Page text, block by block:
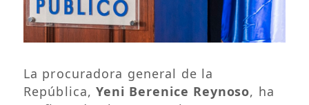
La procuradora general de la
República,Yeni Berenice Reynoso, ha